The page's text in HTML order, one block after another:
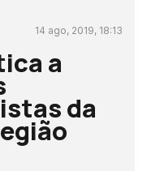
14 ago, 2019, 18:13
a
da